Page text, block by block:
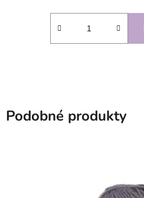
Podobné produkty